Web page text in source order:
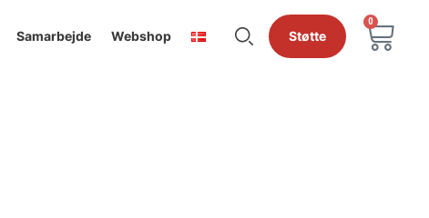
Samarbejde Webshop Støtte
0